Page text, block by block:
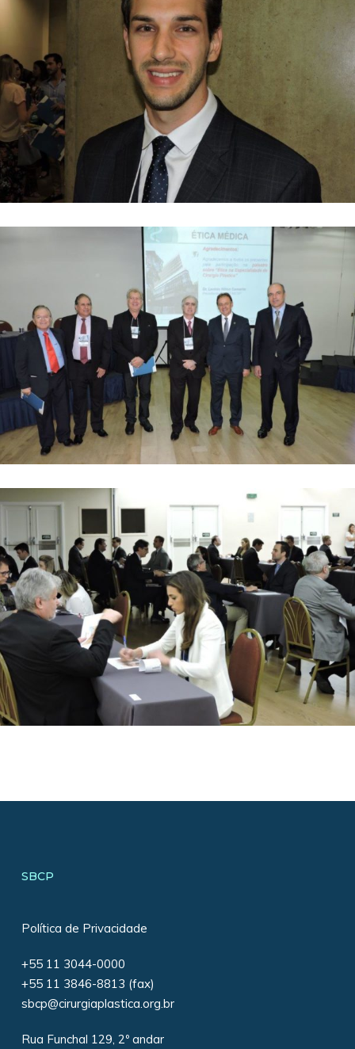
SBCP
Política de Privacidade
+55 11 3044-0000
+55 11 3846-8813 (fax)
sbcp@cirurgiaplastica.org.br
Rua Funchal 129, 2º andar